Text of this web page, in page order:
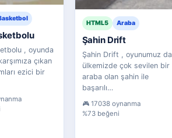
, oyunda
çıkan
ezici bir
HTML5 Araba
Şahin Drift
Şahin Drift , oyunumuz da
ülkemizde çok sevilen bir
araba olan şahin ile
başarılı…
17038 oynanma
%73 beğeni